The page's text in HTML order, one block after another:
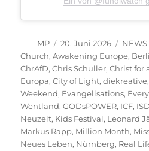
Autor
MP
Veröffentlicht
am
20. Juni 2026
Church,Awakening Europe,
ChrAfD,Chris Schuller,Christ for
Europa,City of Light,diekreative,
Weekend, Evangelisations,
Wentland,GODsPOWER, ICF,
Neuzeit, Kids Festival, Leonard
Markus Rapp, Million Month,
Neues Leben, Nürnberg, Real